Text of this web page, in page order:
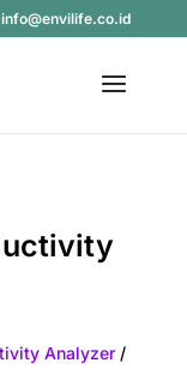
info@envilife.co.id
Analyzer/